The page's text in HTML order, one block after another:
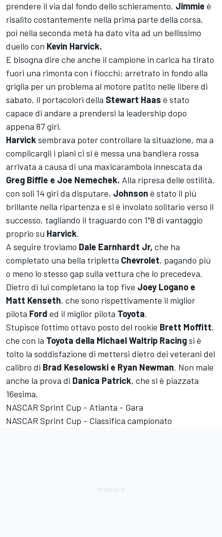
prendere il via dal fondo dello schieramento. Jimmie è
risalito costantemente nella prima parte della corsa,
poi nella seconda metà ha dato vita ad un bellissimo
duello con Kevin Harvick.
E bisogna dire che anche il campione in carica ha tirato
fuori una rimonta con i fiocchi: arretrato in fondo alla
griglia per un problema al motore patito nelle libere di
sabato, il portacolori della Stewart Haas è stato
capace di andare a prendersi la leadership dopo
appena 87 giri.
Harvick sembrava poter controllare la situazione, ma a
complicargli i piani ci si è messa una bandiera rossa
arrivata a causa di una maxicarambola innescata da
Greg Biffle e Joe Nemechek. Alla ripresa delle ostilità,
con soli 14 giri da disputare, Johnson è stato il più
brillante nella ripartenza e si è involato solitario verso il
successo, tagliando il traguardo con 1"8 di vantaggio
proprio su Harvick.
A seguire troviamo Dale Earnhardt Jr, che ha
completato una bella tripletta Chevrolet, pagando più
o meno lo stesso gap sulla vettura che lo precedeva.
Dietro di lui completano la top five Joey Logano e
Matt Kenseth, che sono rispettivamente il miglior
pilota Ford ed il miglior pilota Toyota.
Stupisce l'ottimo ottavo posto del rookie Brett Moffitt,
che con la Toyota della Michael Waltrip Racingsi è
tolto la soddisfazione di mettersi dietro dei veterani del
calibro di Brad Keselowski e Ryan Newman. Non male
anche la prova di Danica Patrick, che si è piazzata
16esima.
NASCAR Sprint Cup - Atlanta - Gara
NASCAR Sprint Cup - Classifica campionato